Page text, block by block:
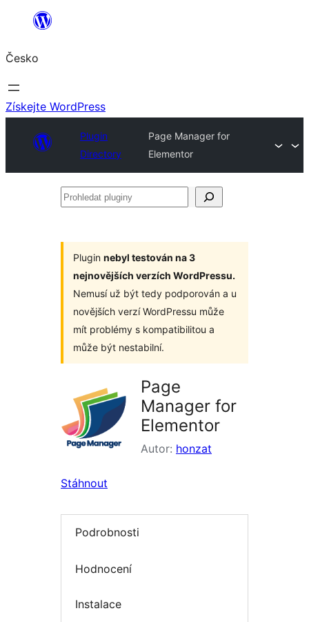
Přeskočit
obsah
Česko
Získejte WordPress
Plugin
Directory
Page Manager for
Elementor
Prohledat
Plugin nebyl testován na 3
nejnovějších verzích WordPressu.
Nemusí už být tedy podporován a u
novějších verzí WordPressu může
mít problémy s kompatibilitou a
může být nestabilní.
Page
Manager for
Elementor
Autor: honzat
Stáhnout
Podrobnosti
Hodnocení
Instalace